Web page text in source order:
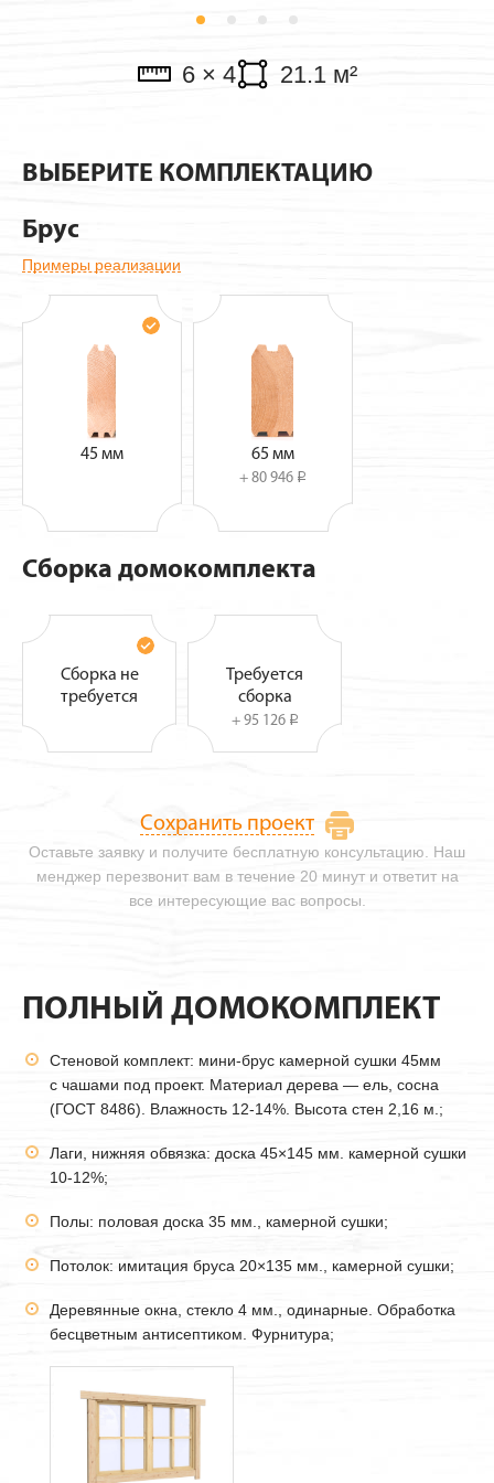
6 × 4 21.1 м²
ВЫБЕРИТЕ КОМПЛЕКТАЦИЮ
Брус
Примеры реализации
45 мм 65 мм
+ 80 946 i
Сборка домокомплекта
Сборка не
требуется
Требуется
сборка
+ 95 126 i
Оставьте заявку и получите бесплатную консультацию. Наш
менджер перезвонит вам в течение 20 минут и ответит на
все интересующие вас вопросы.
Сохранить проект
ПОЛНЫЙ ДОМОКОМПЛЕКТ
Стеновой комплект: мини-брус камерной сушки 45мм
с чашами под проект. Материал дерева — ель, сосна
(ГОСТ 8486). Влажность 12-14%. Высота стен 2,16 м.;
Лаги, нижняя обвязка: доска 45×145 мм. камерной сушки
10-12%;
Полы: половая доска 35 мм., камерной сушки;
Потолок: имитация бруса 20×135 мм., камерной сушки;
Деревянные окна, стекло 4 мм., одинарные. Обработка
бесцветным антисептиком. Фурнитура;